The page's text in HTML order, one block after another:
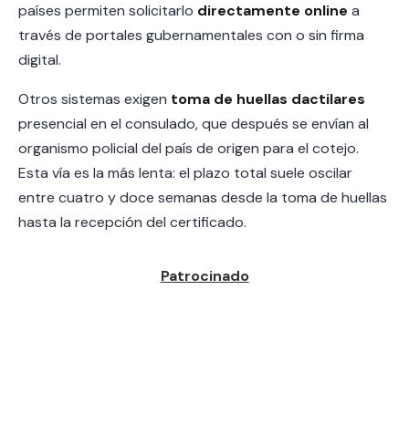
países permiten solicitarlo directamente online a
través de portales gubernamentales con o sin firma
digital.
Otros sistemas exigen toma de huellas dactilares
presencial en el consulado, que después se envían al
organismo policial del país de origen para el cotejo.
Esta vía es la más lenta: el plazo total suele oscilar
entre cuatro y doce semanas desde la toma de huellas
hasta la recepción del certificado.